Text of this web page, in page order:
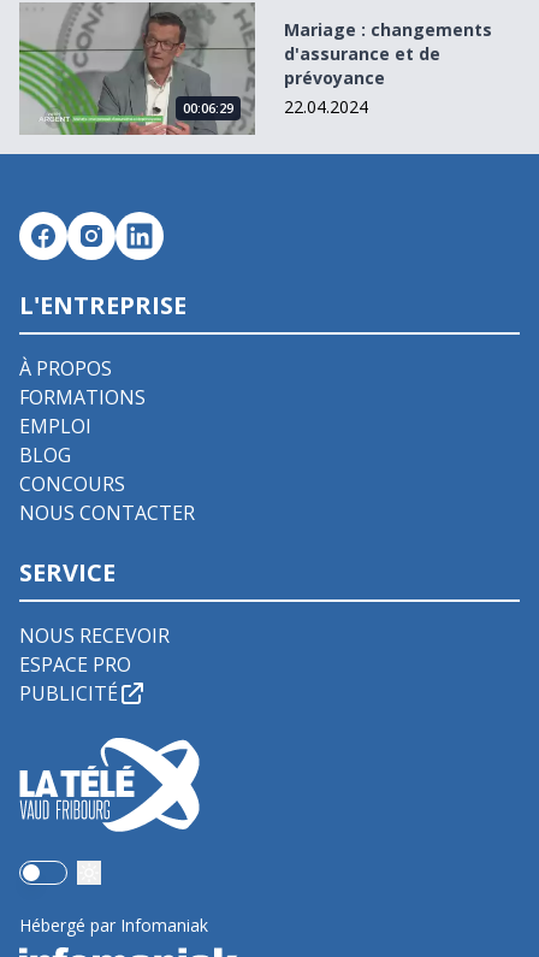
Mariage : changements d&#039;assurance et de
00:06:29
Mariage : changements
d'assurance et de
prévoyance
22.04.2024
L'ENTREPRISE
À PROPOS
FORMATIONS
EMPLOI
BLOG
CONCOURS
NOUS CONTACTER
SERVICE
NOUS RECEVOIR
ESPACE PRO
PUBLICITÉ
Use setting
Hébergé par Infomaniak